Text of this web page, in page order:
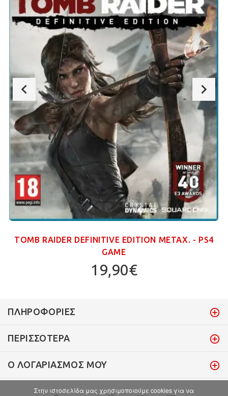
TOMB RAIDER DEFINITIVE EDITION ΜΕΤΑΧ. - PS4
GAME
19,90€
ΠΛΗΡΟΦΟΡΊΕΣ
ΠΕΡΙΣΣΌΤΕΡΑ
Ο ΛΟΓΑΡΙΑΣΜΌΣ ΜΟΥ
Στην ιστοσελίδα μας χρησιμοποιούμε cookies για να